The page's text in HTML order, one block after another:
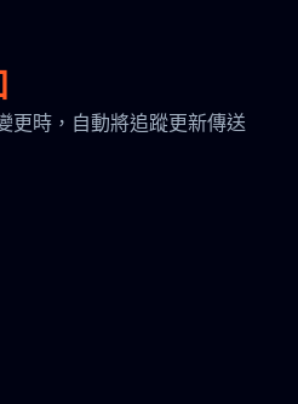
更時，自動將追蹤更新傳送